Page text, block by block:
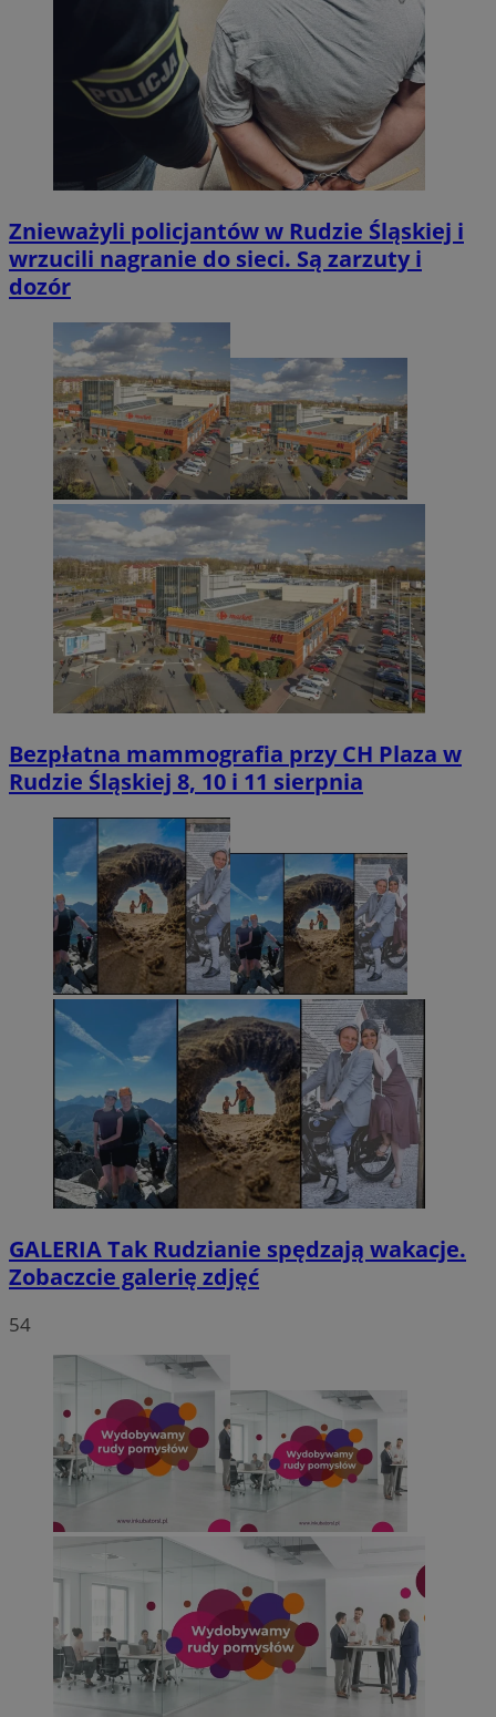
Znieważyli policjantów w Rudzie Śląskiej i
wrzucili nagranie do sieci. Są zarzuty i
dozór
Bezpłatna mammografia przy CH Plaza w
Rudzie Śląskiej 8, 10 i 11 sierpnia
GALERIATak Rudzianie spędzają wakacje.
Zobaczcie galerię zdjęć
54